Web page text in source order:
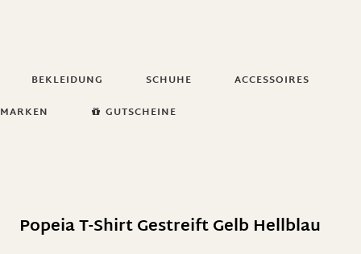
BEKLEIDUNG SCHUHE
ACCESSOIRES
MARKEN GUTSCHEINE
Popeia T-Shirt Gestreift Gelb Hellblau